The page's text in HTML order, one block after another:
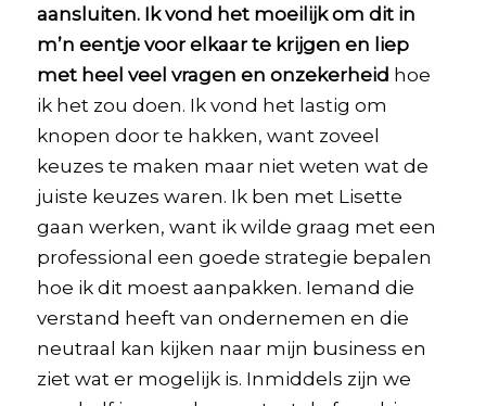
aansluiten. Ik vond het moeilijk om dit in
m’n eentje voor elkaar te krijgen en liep
met heel veel vragen en onzekerheid hoe
ik het zou doen. Ik vond het lastig om
knopen door te hakken, want zoveel
keuzes te maken maar niet weten wat de
juiste keuzes waren. Ik ben met Lisette
gaan werken, want ik wilde graag met een
professional een goede strategie bepalen
hoe ik dit moest aanpakken. Iemand die
verstand heeft van ondernemen en die
neutraal kan kijken naar mijn business en
ziet wat er mogelijk is. Inmiddels zijn we